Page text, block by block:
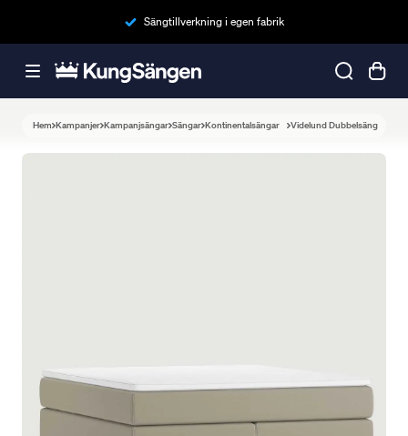
Sängtillverkning i egen fabrik
Hem Kampanjer Kampanjsängar Sängar Kontinentalsängar Videlund Dubbelsäng